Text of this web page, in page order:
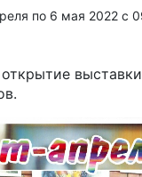
по 6 мая 2022 с